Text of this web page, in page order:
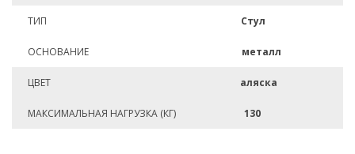
ТИП Стул
ОСНОВАНИЕ металл
ЦВЕТ аляска
МАКСИМАЛЬНАЯ НАГРУЗКА (КГ) 130